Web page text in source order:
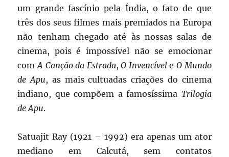
um grande fascínio pela Índia, o fato de que
três dos seus filmes mais premiados na Europa
não tenham chegado até às nossas salas de
cinema, pois é impossível não se emocionar
comA Canção da Estrada,O InvencíveleO Mundo
de Apu, as mais cultuadas criações do cinema
indiano, que compõem a famosíssima Trilogia
de Apu.
Satuajit Ray (1921 – 1992) era apenas um ator
mediano em Calcutá, sem contatos